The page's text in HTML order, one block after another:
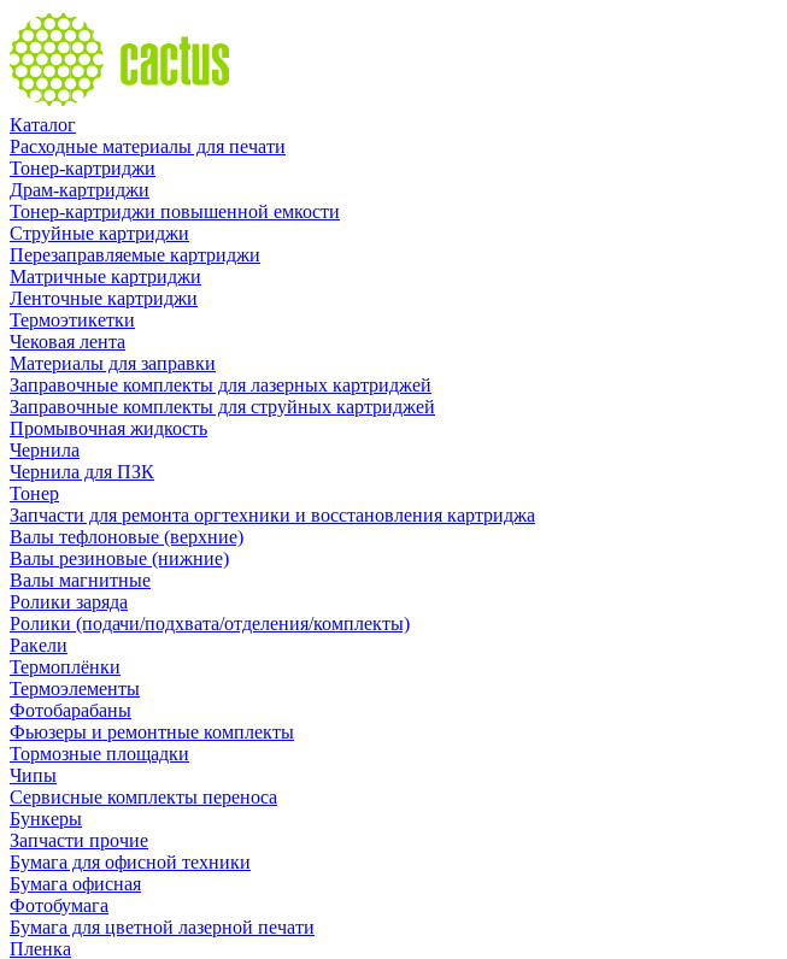
Каталог
Расходные материалы для печати
Тонер-картриджи
Драм-картриджи
Тонер-картриджи повышенной емкости
Струйные картриджи
Перезаправляемые картриджи
Матричные картриджи
Ленточные картриджи
Термоэтикетки
Чековая лента
Материалы для заправки
Заправочные комплекты для лазерных картриджей
Заправочные комплекты для струйных картриджей
Промывочная жидкость
Чернила
Чернила для ПЗК
Тонер
Запчасти для ремонта оргтехники и восстановления картриджа
Валы тефлоновые (верхние)
Валы резиновые (нижние)
Валы магнитные
Ролики заряда
Ролики (подачи/подхвата/отделения/комплекты)
Ракели
Термоплёнки
Термоэлементы
Фотобарабаны
Фьюзеры и ремонтные комплекты
Тормозные площадки
Чипы
Сервисные комплекты переноса
Бункеры
Запчасти прочие
Бумага для офисной техники
Бумага офисная
Фотобумага
Бумага для цветной лазерной печати
Пленка